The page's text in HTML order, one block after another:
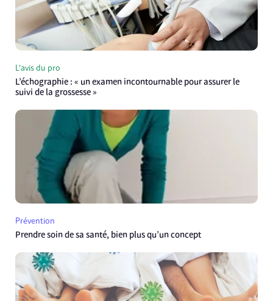
L'avis du pro
L’échographie : « un examen incontournable pour assurer le
suivi de la grossesse »
Prévention
Prendre soin de sa santé, bien plus qu’un concept